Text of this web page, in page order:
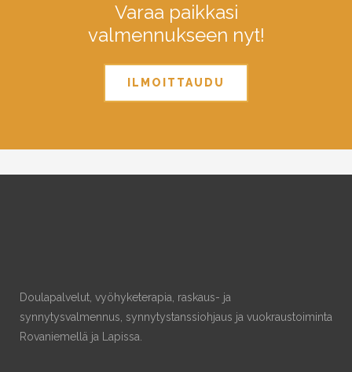
Varaa paikkasi
valmennukseen nyt!
ILMOITTAUDU
Doulapalvelut, vyöhyketerapia, raskaus- ja
synnytysvalmennus, synnytystanssiohjaus ja vuokraustoiminta
Rovaniemellä ja Lapissa.